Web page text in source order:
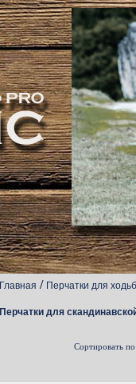
Главная / Перчатки для
Перчатки для
Сортировать